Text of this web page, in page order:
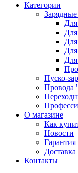
Категории
Зарядные
Пуско-
Провода
О магазине
Как
Новости
Гарантия
Доставка
Контакты